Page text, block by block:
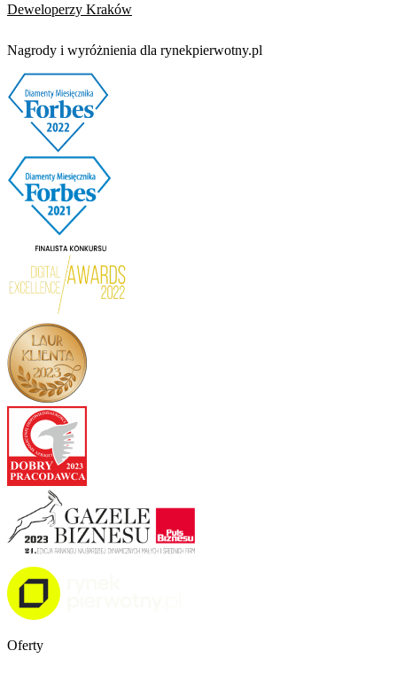
Deweloperzy Kraków
Nagrody i wyróżnienia dla rynekpierwotny.pl
Oferty